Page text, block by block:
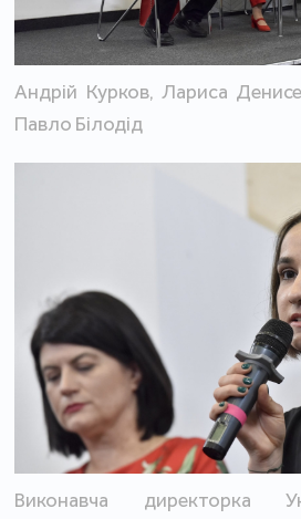
Андрій Курков, Лариса
Павло Білодід
Виконавча директорка